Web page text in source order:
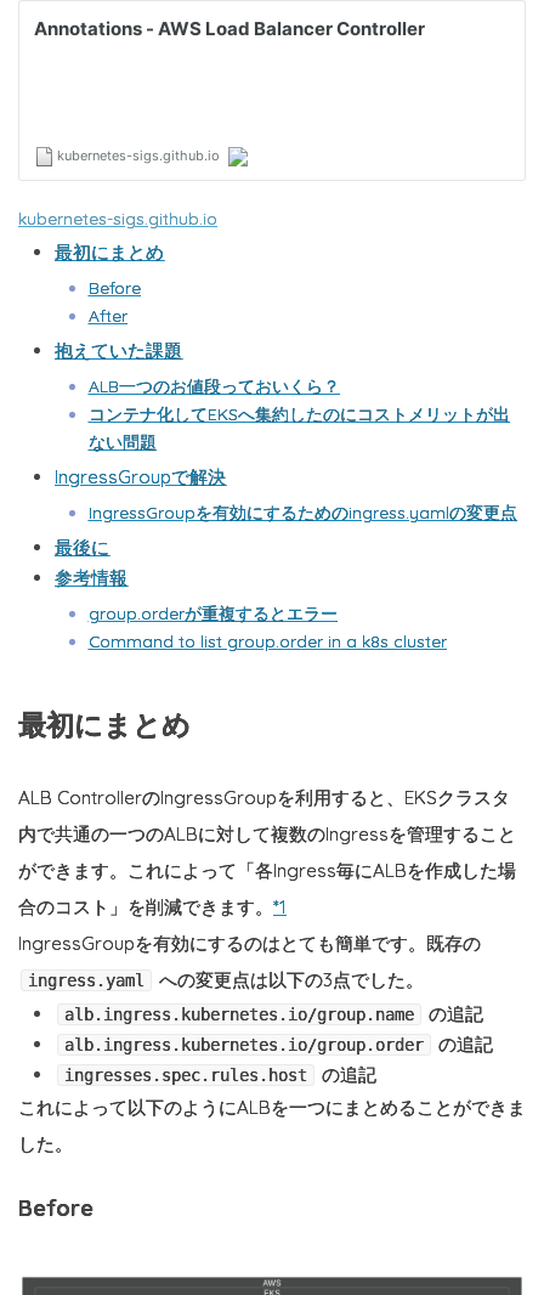
kubernetes-sigs.github.io
最初にまとめ
Before
After
抱えていた課題
ALB一つのお値段っておいくら？
コンテナ化してEKSへ集約したのにコストメリットが出
ない問題
IngressGroupで解決
IngressGroupを有効にするためのingress.yamlの変更点
最後に
参考情報
group.orderが重複するとエラー
Command to list group.order in a k8s cluster
最初にまとめ
ALB ControllerのIngressGroupを利用すると、EKSクラスタ
内で共通の一つのALBに対して複数のIngressを管理すること
ができます。これによって「各Ingress毎にALBを作成した場
合のコスト」を削減できます。 *1
IngressGroupを有効にするのはとても簡単です。既存の
ingress.yaml への変更点は以下の3点でした。
alb.ingress.kubernetes.io/group.name の追記
alb.ingress.kubernetes.io/group.order の追記
ingresses.spec.rules.host
の追記
これによって以下のようにALBを一つにまとめることができま
した。
Before